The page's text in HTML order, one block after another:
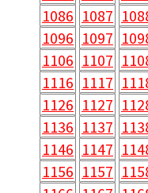
1086 1087
1096 1097
1106 1107
1116 1117
1126 1127
1136 1137
1146 1147
1156 1157